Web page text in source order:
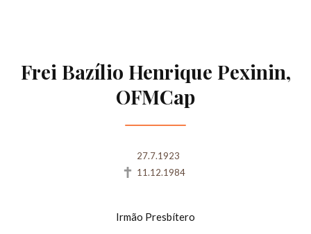
Frei Bazílio Henrique Pexinin,
OFMCap
27.7.1923
11.12.1984
Irmão Presbítero